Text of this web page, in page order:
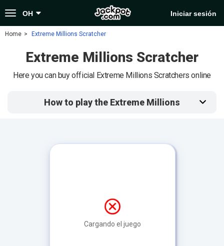
Toggle
navigation
OH Iniciar sesión
Home Extreme Millions Scratcher
Extreme Millions Scratcher
Here you can buy official Extreme Millions Scratchers online
How to play the Extreme Millions
Cargando el juego